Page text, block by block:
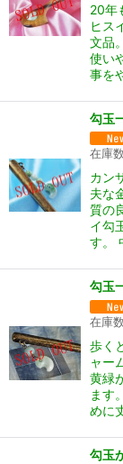
20年
ヒス
文品
使い
事を
勾玉
在庫
カン
夫な
質の
イ勾
す。
勾玉
在庫
歩く
ャー
黄緑
ます
めに
勾玉